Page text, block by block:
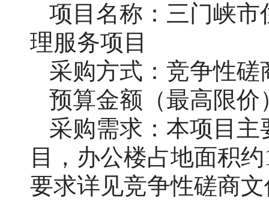
项目名称：三门峡
理服务项目
采购方式：竞争性磋
预算金额（最高限价
采购需求：本项目
目，办公楼占地面积约
要求详见竞争性磋商